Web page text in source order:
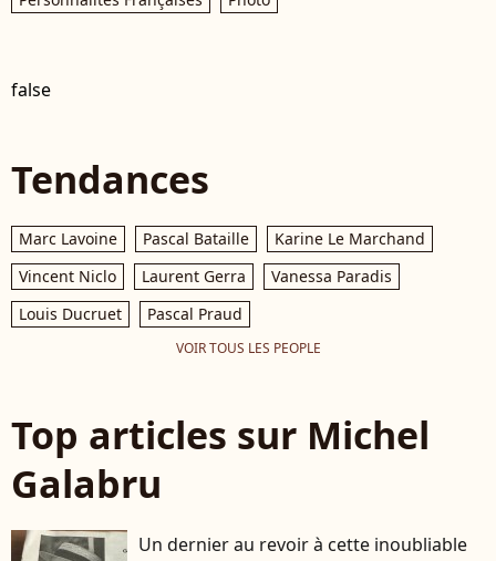
false
Tendances
Marc Lavoine Pascal Bataille
Karine Le Marchand
Vincent Niclo
Laurent Gerra
Vanessa Paradis
Louis Ducruet
Pascal Praud
VOIR TOUS LES PEOPLE
Top articles sur Michel
Galabru
Un dernier au revoir à cette inoubliable